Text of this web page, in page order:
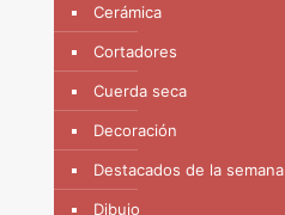
Cerámica
Cortadores
Cuerda seca
Decoración
Destacados de la semana
Dibujo